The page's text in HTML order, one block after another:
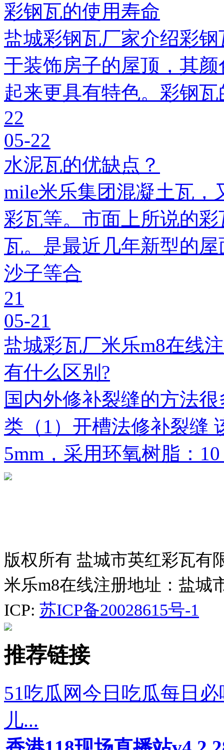
彩钢瓦的使用寿命
盐城彩钢瓦厂家介绍彩
于装饰房子的屋顶，其
起来更具有特色。彩钢
22
05-22
水泥瓦的优缺点？
mile米乐集团混凝土瓦，
彩瓦等。市面上所说的
瓦。是最近几年新型的
沙子等合
21
05-21
盐城彩瓦厂米乐m8在线
有什么区别?
国内外修补裂缝的方法
类（1）开槽法修补裂缝
5mm，采用环氧树脂：
版权所有 盐城市英红彩瓦有
米乐m8在线注册地址：盐城
ICP: 苏ICP备20028615号-1
推荐链接
51吃瓜网今日吃瓜每日
儿...